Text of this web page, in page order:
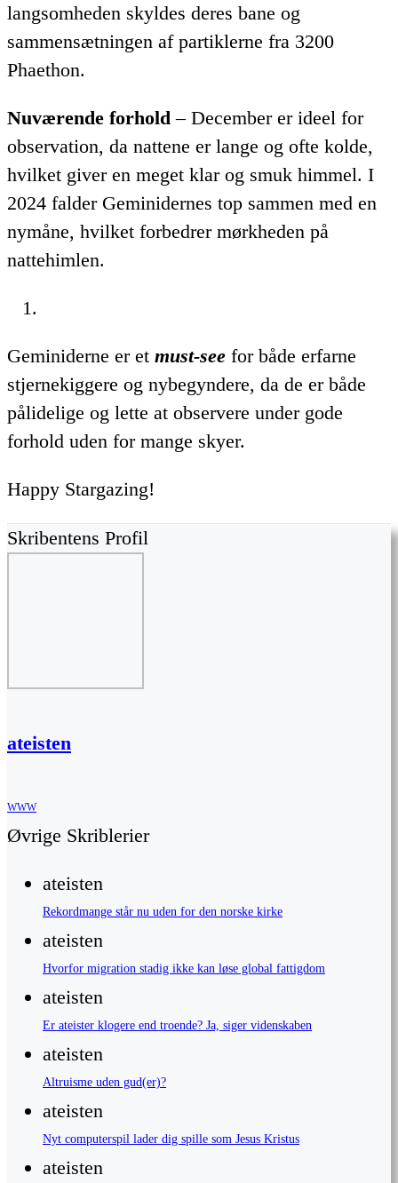
langsomheden skyldes deres bane og
sammensætningen af partiklerne fra 3200
Phaethon.
Nuværende forhold – December er ideel for
observation, da nattene er lange og ofte kolde,
hvilket giver en meget klar og smuk himmel. I
2024 falder Geminidernes top sammen med en
nymåne, hvilket forbedrer mørkheden på
nattehimlen.
Geminiderne er et must-see for både erfarne
stjernekiggere og nybegyndere, da de er både
pålidelige og lette at observere under gode
forhold uden for mange skyer.
Happy Stargazing!
Skribentens Profil
ateisten
WWW
Øvrige Skriblerier
ateisten
Rekordmange står nu uden for den norske kirke
ateisten
Hvorfor migration stadig ikke kan løse global fattigdom
ateisten
Er ateister klogere end troende? Ja, siger videnskaben
ateisten
Altruisme uden gud(er)?
ateisten
Nyt computerspil lader dig spille som Jesus Kristus
ateisten